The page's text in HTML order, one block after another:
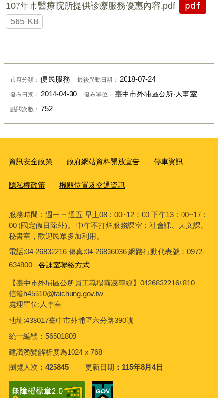
107年市醫療院所提供診療服務優惠內容.pdf
pdf
565 KB
市府分類：便民服務 最後異動日期： 2018-07-24
發布日期： 2014-04-30 發布單位： 臺中市外埔區公所‧人事室
點閱次數： 752
資訊安全政策 政府網站資料開放宣告 停車資訊
隱私權政策 機關位置及交通資訊
服務時間：週一 ~ 週五 早上08：00~12：00 下午13：00~17：
00 (國定假日除外)。 中午不打烊服務課室：社會課、人文課、
秘書室，歡迎民眾多加利用。
電話:04-26832216 傳真:04-26836036 網路行動代表號：0972-
634800
各課室聯絡方式
【臺中市外埔區公所員工職場霸凌專線】0426832216#810
信箱h45610@taichung.gov.tw
處理單位:人事室
地址:438017臺中市外埔區六分路390號
統一編號：56501809
建議瀏覽解析度為1024 x 768
瀏覽人次
425845 更新日期 115年8月4日